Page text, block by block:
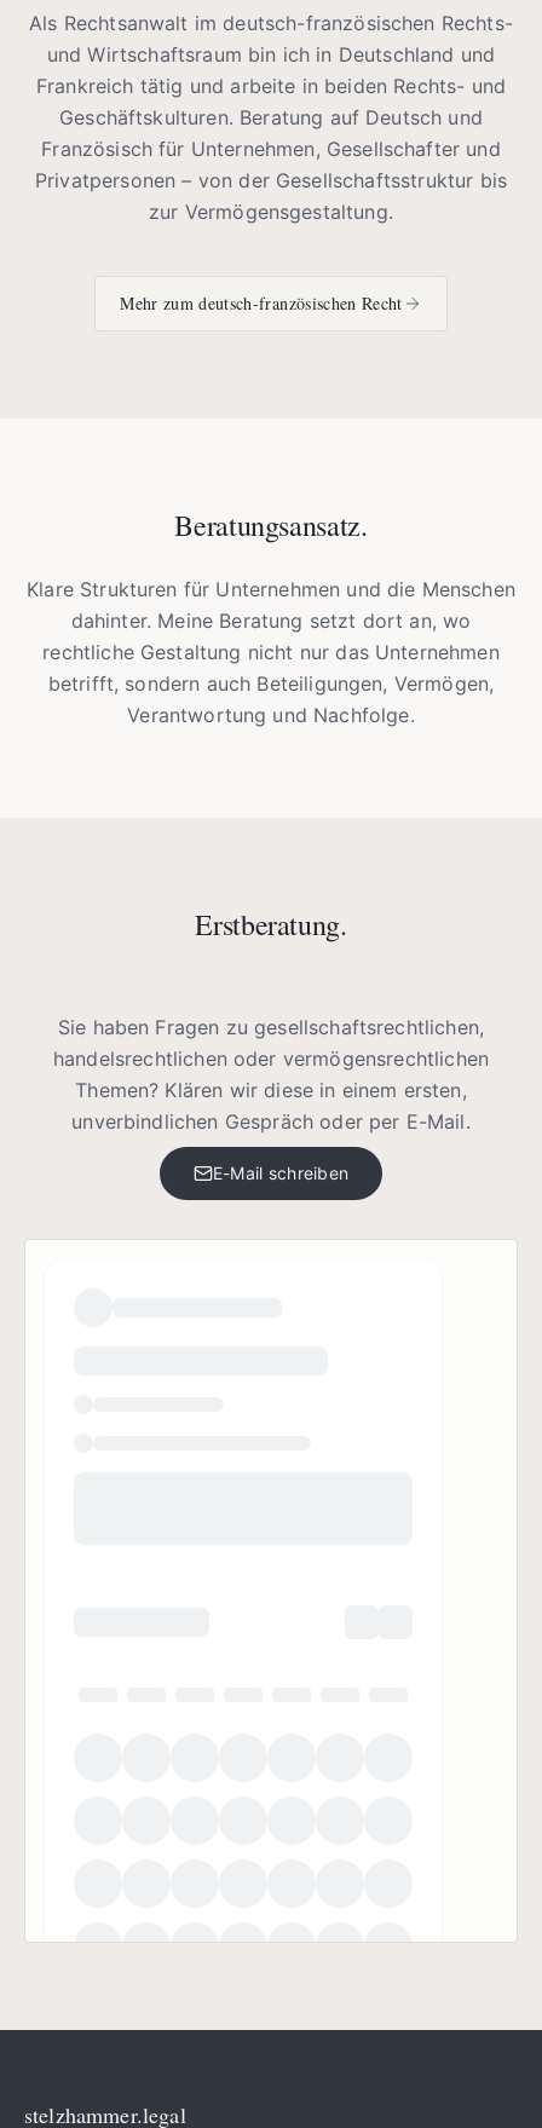
Als Rechtsanwalt im deutsch-französischen Rechts-
und Wirtschaftsraum bin ich in Deutschland und
Frankreich tätig und arbeite in beiden Rechts- und
Geschäftskulturen. Beratung auf Deutsch und
Französisch für Unternehmen, Gesellschafter und
Privatpersonen – von der Gesellschaftsstruktur bis
zur Vermögensgestaltung.
Mehr zum deutsch-französischen Recht
Beratungsansatz.
Klare Strukturen für Unternehmen und die Menschen
dahinter. Meine Beratung setzt dort an, wo
rechtliche Gestaltung nicht nur das Unternehmen
betrifft, sondern auch Beteiligungen, Vermögen,
Verantwortung und Nachfolge.
Erstberatung.
Sie haben Fragen zu gesellschaftsrechtlichen,
handelsrechtlichen oder vermögensrechtlichen
Themen? Klären wir diese in einem ersten,
unverbindlichen Gespräch oder per E-Mail.
E-Mail schreiben
stelzhammer.legal